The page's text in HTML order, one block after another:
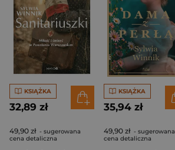
KSIĄŻKA
32,89 zł
49,90 zł - sugerowana
cena detaliczna
KSIĄŻKA
35,94 zł
49,90 zł - sugerowana
cena detaliczna